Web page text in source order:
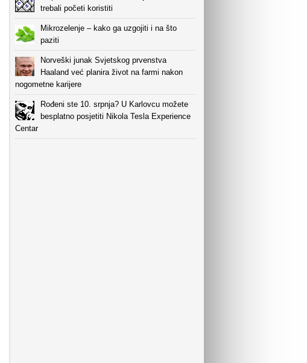
trebali početi koristiti
Mikrozelenje – kako ga uzgojiti i na što
paziti
Norveški junak Svjetskog prvenstva
Haaland već planira život na farmi nakon
nogometne karijere
Rođeni ste 10. srpnja? U Karlovcu možete
besplatno posjetiti Nikola Tesla Experience
Centar